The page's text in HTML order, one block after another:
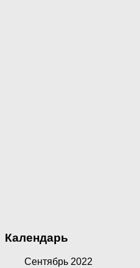
Календарь
Сентябрь 2022